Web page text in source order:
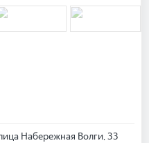
Набережная Волги, 33